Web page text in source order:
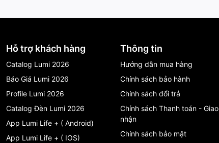
Hỗ trợ khách hàng
Catalog Lumi 2026
Báo Giá Lumi 2026
Profile Lumi 2026
Catalog Đèn Lumi 2026
App Lumi Life + ( Android)
App Lumi Life + ( IOS)
Thông tin
Hướng dẫn mua hàng
Chính sách bảo hành
Chính sách đổi trả
Chính sách Thanh toán - Giao
nhận
Chính sách bảo mật